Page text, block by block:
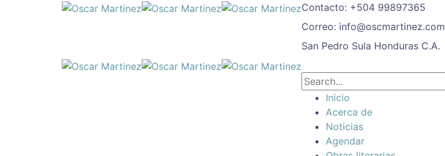
Contacto: +504 99897365
Correo: info@oscmartinez.com
San Pedro Sula Honduras C.A.
Inicio
Acerca de
Noticias
Agendar